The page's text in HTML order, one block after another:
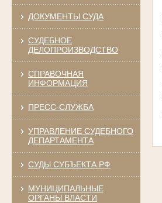
ДОКУМЕНТЫ СУДА
СУДЕБНОЕ
ДЕЛОПРОИЗВОДСТВО
СПРАВОЧНАЯ
ИНФОРМАЦИЯ
ПРЕСС-СЛУЖБА
УПРАВЛЕНИЕ СУДЕБНОГО
ДЕПАРТАМЕНТА
СУДЫ СУБЪЕКТА РФ
МУНИЦИПАЛЬНЫЕ
ОРГАНЫ ВЛАСТИ